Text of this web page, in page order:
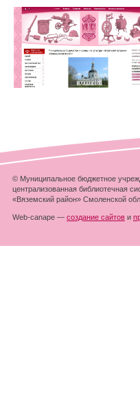
© Муниципальное бюджетное
централизованная библиотечная
«Вяземский район» Смоленской
Web-canape — создание сайтов и